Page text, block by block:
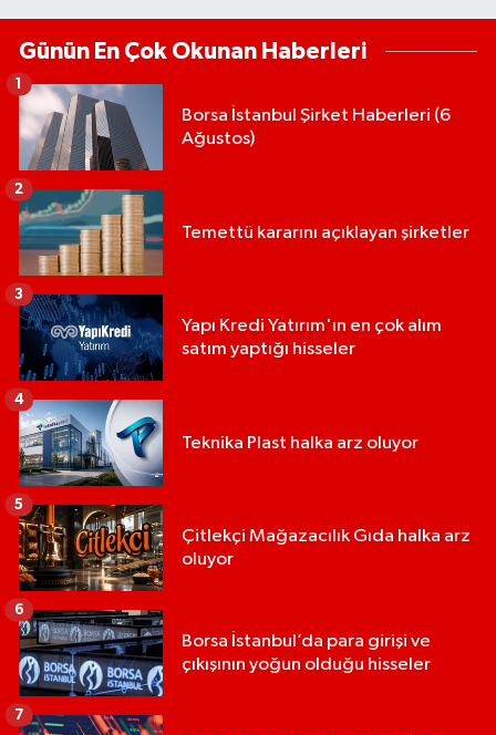
Günün En Çok Okunan Haberleri
Borsa İstanbul Şirket Haberleri (6
Ağustos)
1
Temettü kararını açıklayan şirketler
2
Yapı Kredi Yatırım'ın en çok alım
satım yaptığı hisseler
3
Teknika Plast halka arz oluyor
4
Çitlekçi Mağazacılık Gıda halka arz
oluyor
5
Borsa İstanbul’da para girişi ve
çıkışının yoğun olduğu hisseler
6
7